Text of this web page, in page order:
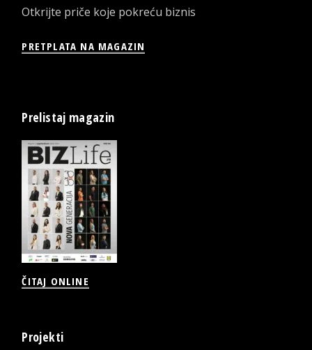
Otkrijte priče koje pokreću biznis
PRETPLATA NA MAGAZIN
Prelistaj magazin
ČITAJ ONLINE
Projekti